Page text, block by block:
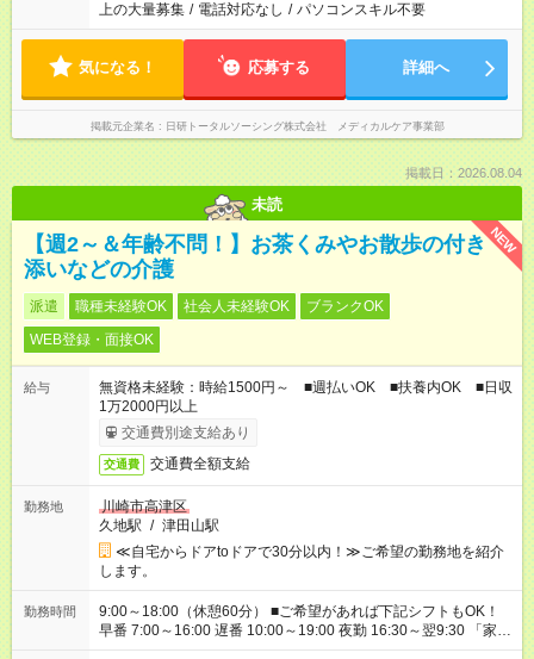
上の大量募集 / 電話対応なし / パソコンスキル不要
気になる！ 応募する 詳細へ
掲載元企業名 日研トータルソーシング株式会社 メディカルケア事業部
掲載日：2026.08.04
未読
NEW
【週2～＆年齢不問！】お茶くみやお散歩の付き
添いなどの介護
派遣 職種未経験OK 社会人未経験OK
ブランクOK
WEB登録・面接OK
給与
無資格未経験：時給1500円～ ■週払いOK ■扶養内OK ■日収
1万2000円以上
交通費別途支給あり
交通費 交通費全額支給
勤務地
川崎市高津区
久地駅 / 津田山駅
≪自宅からドアtoドアで30分以内！≫ご希望の勤務地を紹介
します。
勤務時間
9:00～18:00（休憩60分） ■ご希望があれば下記シフトもOK！
早番 7:00～16:00 遅番 10:00～19:00 夜勤 16:30～翌9:30 「家族
と休みを合わせたい」 「余裕を持って夕飯の準備がしたい」